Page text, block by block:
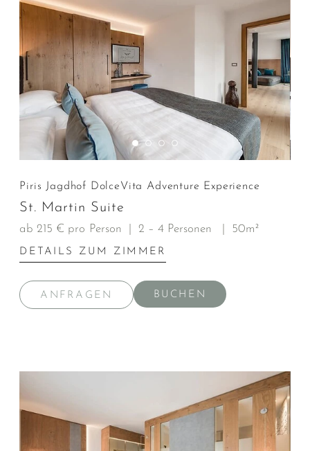
Piris Jagdhof DolceVita Adventure Experience
St. Martin Suite
ab 215 € pro Person 2 – 4 Personen 50m²
DETAILS ZUM ZIMMER
ANFRAGEN BUCHEN